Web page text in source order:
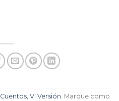
Cuentos, VI Versión. Marque como